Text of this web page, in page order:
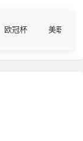
欧冠杯 美职业